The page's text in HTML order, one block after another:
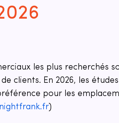
les plus recherchés
clients. En 2026, les
pour les
)